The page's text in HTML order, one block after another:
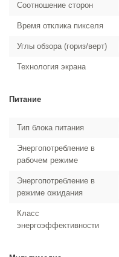
Соотношение сторон
Время отклика пикселя
Углы обзора (гориз/верт)
Технология экрана
Питание
Тип блока питания
Энергопотребление в
рабочем режиме
Энергопотребление в
режиме ожидания
Класс
энергоэффективности